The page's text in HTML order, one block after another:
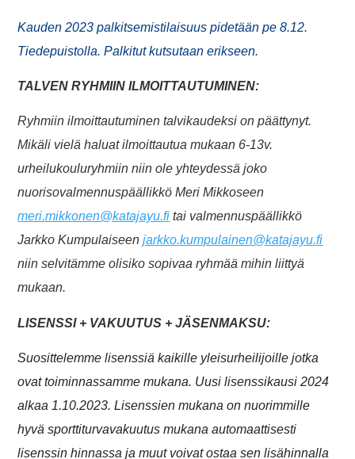
Kauden 2023 palkitsemistilaisuus pidetään pe 8.12.
Tiedepuistolla. Palkitut kutsutaan erikseen.
TALVEN RYHMIIN ILMOITTAUTUMINEN:
Ryhmiin ilmoittautuminen talvikaudeksi on päättynyt.
Mikäli vielä haluat ilmoittautua mukaan 6-13v.
urheilukouluryhmiin niin ole yhteydessä joko
nuorisovalmennuspäällikkö Meri Mikkoseen
meri.mikkonen@katajayu.fi tai valmennuspäällikkö
Jarkko Kumpulaiseenjarkko.kumpulainen@katajayu.fi
niin selvitämme olisiko sopivaa ryhmää mihin liittyä
mukaan.
LISENSSI + VAKUUTUS + JÄSENMAKSU:
Suosittelemme lisenssiä kaikille yleisurheilijoille jotka
ovat toiminnassamme mukana. Uusi lisenssikausi 2024
alkaa 1.10.2023. Lisenssien mukana on nuorimmille
hyvä sporttiturvavakuutus mukana automaattisesti
lisenssin hinnassa ja muut voivat ostaa sen lisähinnalla